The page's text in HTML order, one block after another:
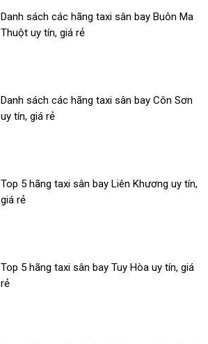
Danh sách các hãng taxi sân bay Buôn Ma
Thuột uy tín, giá rẻ
Danh sách các hãng taxi sân bay Côn Sơn
uy tín, giá rẻ
Top 5 hãng taxi sân bay Liên Khương uy tín,
giá rẻ
Top 5 hãng taxi sân bay Tuy Hòa uy tín, giá
rẻ